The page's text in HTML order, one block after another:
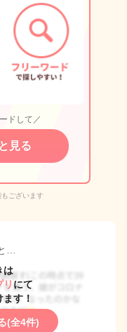
ドして／
見る
ございます
…
は
にて
す！
(全4件)